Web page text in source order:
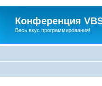
Конференция
Весь вкус программирования!